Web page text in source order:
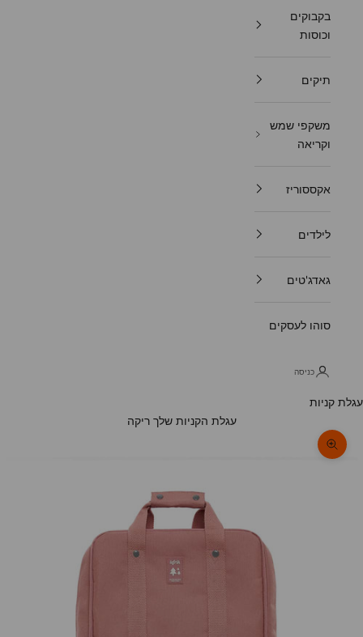
בקבוקים
וכוסות
תיקים
משקפי שמש
וקריאה
אקססוריז
לילדים
גאדג'טים
סוהו לעסקים
כניסה
עגלת קניות
עגלת הקניות שלך ריקה
תקריב